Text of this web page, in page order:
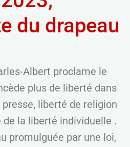
du drapeau
Albert proclame le
plus de liberté dans
liberté de religion
la liberté individuelle .
promulguée par une loi,